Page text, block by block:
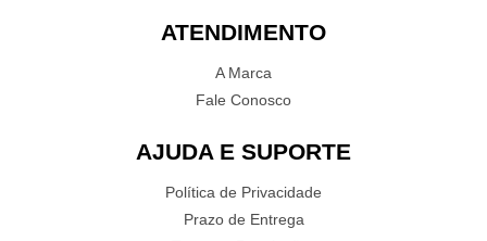
ATENDIMENTO
A Marca
Fale Conosco
AJUDA E SUPORTE
Política de Privacidade
Prazo de Entrega